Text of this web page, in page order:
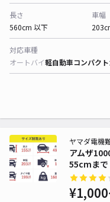
長さ
560cm 以下
車幅
対応車種
オートバイ軽自動車コンパク
アムザ
55cmまで
ヤマダ電機